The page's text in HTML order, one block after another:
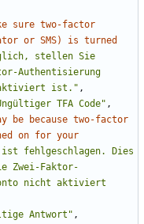
sure two-factor
or SMS) is turned
stellen Sie
Authentisierung
aktiviert ist." ,
TFA Code" ,
be because two-factor
on for your
ist fehlgeschlagen. Dies
Zwei-Faktor-
nicht aktiviert
Antwort" ,